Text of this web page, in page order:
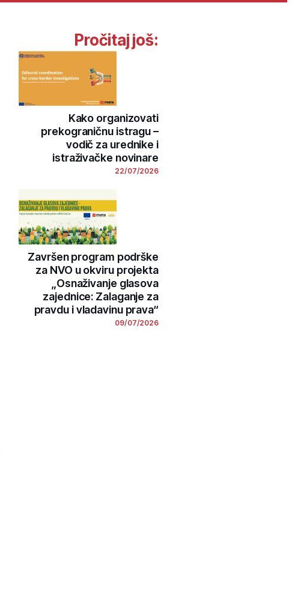
Pročitaj još:
Kako organizovati
prekograničnu istragu –
vodič za urednike i
istraživačke novinare
22/07/2026
Završen program podrške
za NVO u okviru projekta
„Osnaživanje glasova
zajednice: Zalaganje za
pravdu i vladavinu prava“
09/07/2026